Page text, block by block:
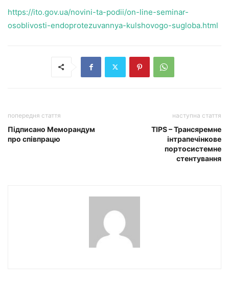
https://ito.gov.ua/novini-ta-podii/on-line-seminar-
osoblivosti-endoprotezuvannya-kulshovogo-sugloba.html
попередня стаття
Підписано Меморандум
про співпрацю
наступна стаття
TIPS – Трансяремне
інтрапечінкове
портосистемне
стентування